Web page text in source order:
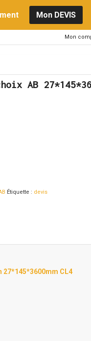
Mon DEVIS
Mon
AB
Étiquette : devis
27*145*3600mm CL4